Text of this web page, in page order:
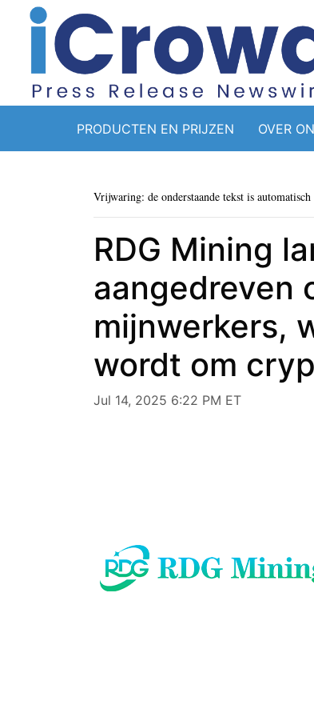
PRODUCTEN EN PRIJZEN OVER
Vrijwaring: de onderstaande tekst is
RDG Mining
aangedreven
mijnwerkers,
wordt om
Jul 14, 2025 6:22 PM ET